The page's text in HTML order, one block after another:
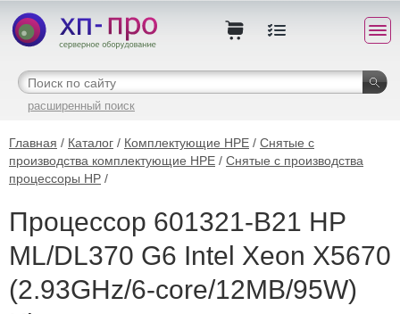
расширенный поиск
Главная / Каталог / Комплектующие HPE / Снятые с
производства комплектующие HPE / Снятые с производства
процессоры HP /
Процессор 601321-B21 HP
ML/DL370 G6 Intel Xeon X5670
(2.93GHz/6-core/12MB/95W)